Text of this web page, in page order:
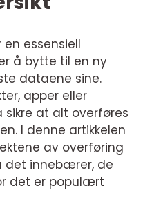
essensiell
å bytte til en ny
dataene sine.
apper eller
sikre at alt overføres
I denne artikkelen
av overføring
det innebærer, de
det er populært